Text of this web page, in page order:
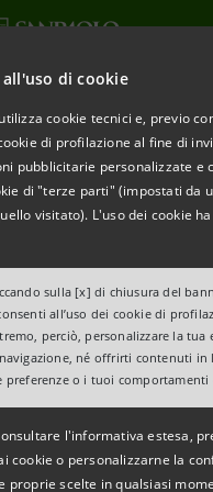
all'uso di cookie
cookie tecnici e, previo
di profilazione al fine di
pubblicitarie personalizzate e
di "terze parti" (impostati da
visitato). L'uso dei cookie
sulla [x] di chiusura del
all’uso dei cookie di
perciò, personalizzare la tua
né offrirti contenuti in
preferenze o i tuoi comportamenti
l'informativa estesa,
cookie o personalizzarne la
proprie scelte in qualsiasi
PER IL
CONSECUTIVO
ECONOMICA,
AMBIENTALE
14 novembre 2020–
Sanpaolo è stata